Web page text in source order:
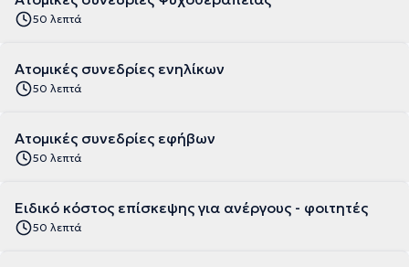
50 λεπτά
Ατομικές συνεδρίες ενηλίκων
50 λεπτά
Ατομικές συνεδρίες εφήβων
50 λεπτά
Ειδικό κόστος επίσκεψης για ανέργους - φοιτητές
50 λεπτά